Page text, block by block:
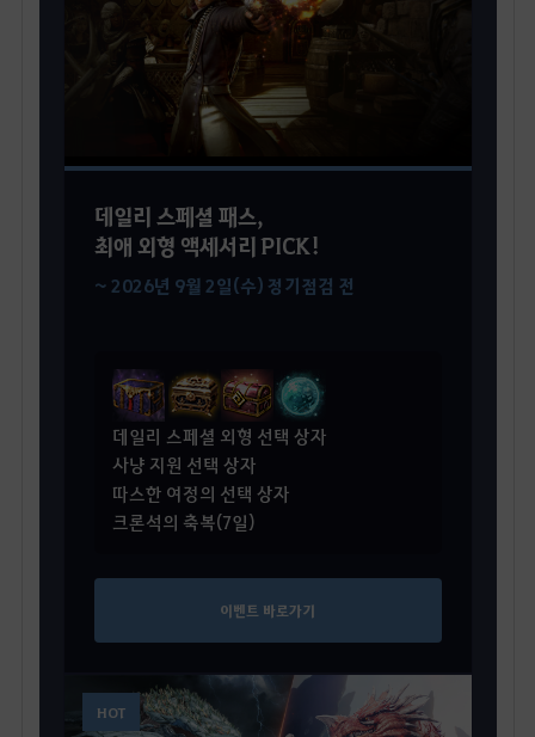
데일리 스페셜 패스,
최애 외형 액세서리 PICK!
~ 2026년 9월 2일(수) 정기점검 전
데일리 스페셜 외형 선택 상자
사냥 지원 선택 상자
따스한 여정의 선택 상자
크론석의 축복(7일)
이벤트 바로가기
HOT